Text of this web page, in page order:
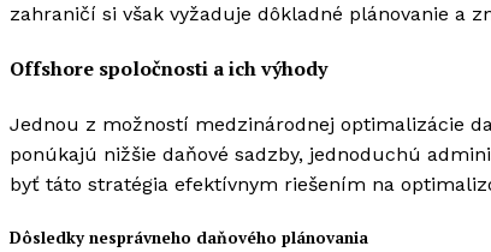
zahraničí si však vyžaduje dôkladné plánovanie a
Offshore spoločnosti a ich výhody
Jednou z možností medzinárodnej optimalizácie
ponúkajú nižšie daňové sadzby, jednoduchú
byť táto stratégia efektívnym riešením na
Dôsledky nesprávneho daňového plánovania